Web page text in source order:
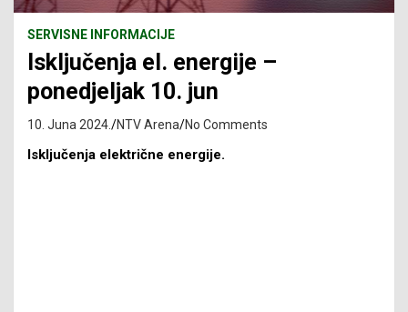
SERVISNE INFORMACIJE
Isključenja el. energije –
ponedjeljak 10. jun
10. Juna 2024. NTV Arena No Comments
Isključenja električne energije.